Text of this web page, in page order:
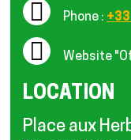
Phone :
Website
LOCATION
Place aux